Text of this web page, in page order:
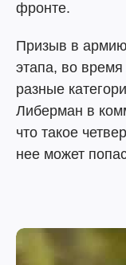
фронте.
Призыв в
этапа, во
разные
Либерман в
что такое
нее может